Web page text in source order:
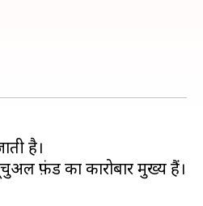
है।
फ़ंड का कारोबार मुख्य हैं।